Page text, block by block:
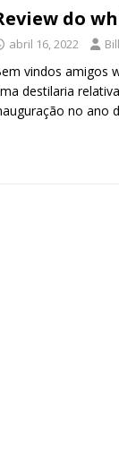
do
abril 16, 2022
vindos amigos
destilaria
no ano